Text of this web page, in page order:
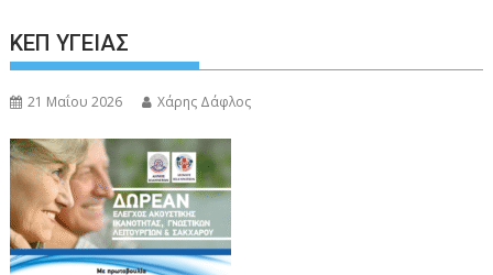
ΚΕΠ ΥΓΕΙΑΣ
21 Μαΐου 2026 Χάρης Δάφλος